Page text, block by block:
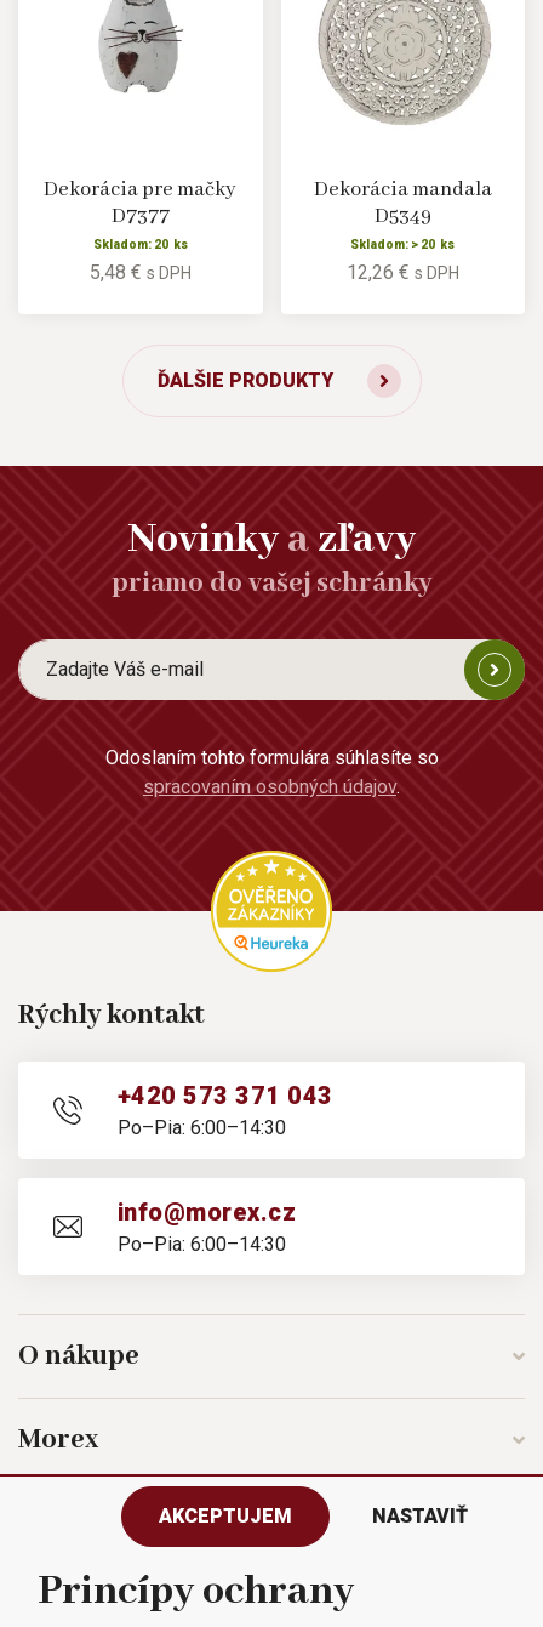
Dekorácia pre mačky
D7377
Skladom: 20 ks
5,48 € s DPH
Dekorácia mandala
D5349
Skladom: > 20 ks
12,26 € s DPH
ĎALŠIE PRODUKTY
Novinkyazľavy
priamo do vašej schránky
Odoslaním tohto formulára súhlasíte so
spracovaním osobných údajov.
Rýchly kontakt
+420 573 371 043
Po–Pia: 6:00–14:30
info@morex.cz
Po–Pia: 6:00–14:30
O nákupe
Morex
Sledujte nás
AKCEPTUJEM NASTAVIŤ
Princípy ochrany